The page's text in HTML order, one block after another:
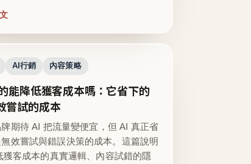
AI行銷 內容策略
能降低獲客成本嗎：它省下的
嘗試的成本
期待 AI 把流量變便宜，但 AI 真正省
效嘗試與錯誤決策的成本。這篇說明
獲客成本的真實邏輯、內容試錯的隱